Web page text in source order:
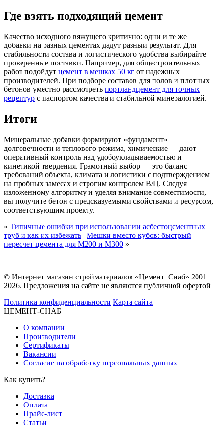
Где взять подходящий цемент
Качество исходного вяжущего критично: одни и те же
добавки на разных цементах дадут разный результат. Для
стабильности состава и логистического удобства выбирайте
проверенные поставки. Например, для общестроительных
работ подойдут цемент в мешках 50 кг от надежных
производителей. При подборе составов для полов и плотных
бетонов уместно рассмотреть портландцемент для точных
рецептур с паспортом качества и стабильной минералогией.
Итоги
Минеральные добавки формируют «фундамент»
долговечности и теплового режима, химические — дают
оперативный контроль над удобоукладываемостью и
кинетикой твердения. Грамотный выбор — это баланс
требований объекта, климата и логистики с подтверждением
на пробных замесах и строгим контролем В/Ц. Следуя
изложенному алгоритму и уделяя внимание совместимости,
вы получите бетон с предсказуемыми свойствами и ресурсом,
соответствующим проекту.
« Типичные ошибки при использовании асбестоцементных
труб и как их избежать | Мешки вместо кубов: быстрый
пересчет цемента для М200 и М300 »
© Интернет-магазин стройматериалов «Цемент–Снаб» 2001-
2026. Предложения на сайте не являются публичной офертой
Политика конфиденциальности Карта сайта
ЦЕМЕНТ-СНАБ
О компании
Производители
Сертификаты
Вакансии
Согласие на обработку персональных данных
Как купить?
Доставка
Оплата
Прайс-лист
Статьи